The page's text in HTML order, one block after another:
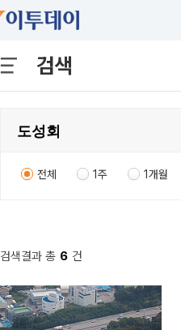
검색
전체 1주 1개월
검색결과 총 6 건